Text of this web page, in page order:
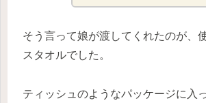
そう言って娘が渡してくれたのが、
スタオルでした。
ティッシュのようなパッケージに入